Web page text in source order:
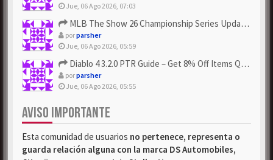
Jue, 06 Ago 2026, 07:03
MLB The Show 26 Championship Series Update! Get Cheap & ...
porparsher
Jue, 06 Ago 2026, 05:59
Diablo 4 3.2.0 PTR Guide – Get 8% Off Items Quickly to Test ...
porparsher
Jue, 06 Ago 2026, 05:55
AVISO IMPORTANTE
Esta comunidad de usuarios no pertenece, representa o
guarda relación alguna con la marca DS Automobiles,